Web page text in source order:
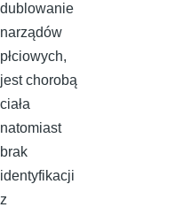
dublowanie
narządów
płciowych,
jest chorobą
ciała
natomiast
brak
identyfikacji
z